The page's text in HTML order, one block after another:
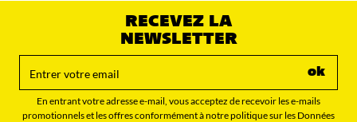
RECEVEZ LA
NEWSLETTER
ok
En entrant votre adresse e-mail, vous acceptez de recevoir les e-mails
promotionnels et les offres conformément à notre politique sur les Données